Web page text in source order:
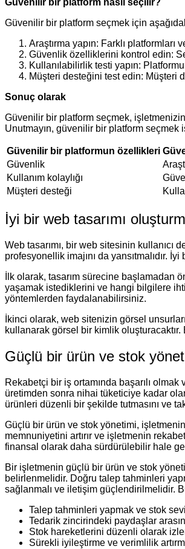
Güvenilir bir platform nasıl seçilir?
Güvenilir bir platform seçmek için
Araştırma yapın: Farklı platformları
Güvenlik özelliklerini kontrol edin:
Kullanılabilirlik testi yapın:
Müşteri desteğini test edin: Müşteri
Sonuç olarak
Güvenilir bir platform seçmek,
Unutmayın, güvenilir bir platform seçmek
Güvenilir bir platformun özellikleri
Güvenlik
Kullanım kolaylığı
Müşteri desteği
İyi bir web tasarımı
Web tasarımı, bir web sitesinin kullanıcı
profesyonellik imajını da yansıtmalıdır.
İlk olarak, tasarım sürecine
yaşamak istediklerini ve hangi bilgilere
yöntemlerden faydalanabilirsiniz.
İkinci olarak, web sitenizin görsel
kullanarak görsel bir kimlik oluşturacaktır.
Güçlü bir ürün ve stok
Rekabetçi bir iş ortamında başarılı
üretimden sonra nihai tüketiciye kadar
ürünleri düzenli bir şekilde tutmasını ve
Güçlü bir ürün ve stok yönetimi,
memnuniyetini artırır ve işletmenin
finansal olarak daha sürdürülebilir hale
Bir işletmenin güçlü bir ürün ve stok
belirlenmelidir. Doğru talep tahminleri
sağlanmalı ve iletişim güçlendirilmelidir.
Talep tahminleri yapmak ve stok
Tedarik zincirindeki paydaşlar
Stok hareketlerini düzenli olarak
Sürekli iyileştirme ve verimlilik